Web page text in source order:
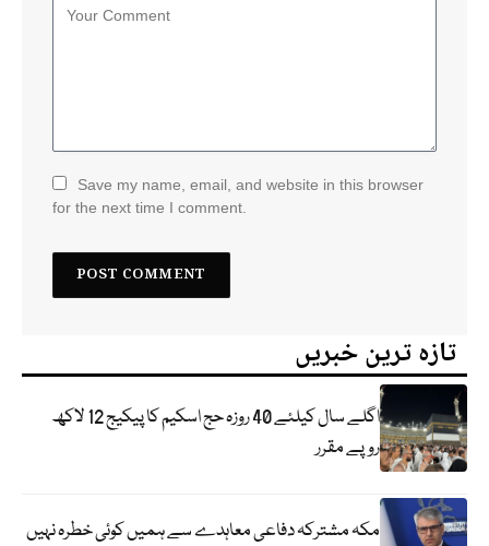
Save my name, email, and website in this browser
for the next time I comment.
تازہ ترین خبریں
اگلے سال کیلئے 40 روزہ حج اسکیم کا پیکیج 12 لاکھ
روپے مقرر
مکہ مشترکہ دفاعی معاہدے سے ہمیں کوئی خطرہ نہیں